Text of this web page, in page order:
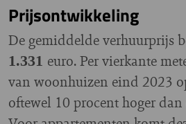
Prijsontwikkeling
De gemiddelde verhuurprijs
1.331 euro. Per vierkante
van woonhuizen eind 2023
oftewel 10 procent hoger dan